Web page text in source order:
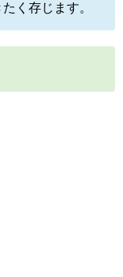
く存じます。